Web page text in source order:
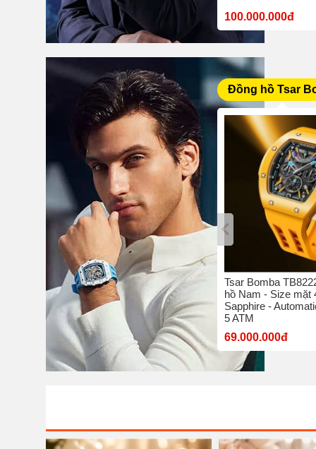
10.380.000đ 100.000.000đ
Đồng hồ Tsar
Tsar Bomba TB8204Q-05 - Đồng
hồ nam - Size mặt 42 mm -
Sapphire - Quartz/Pin - Chịu
nước 5 ATM
7.700.000đ
Tsar Bomba
hồ Nam - Size mặt
Sapphire -
5 ATM
69.000.000đ